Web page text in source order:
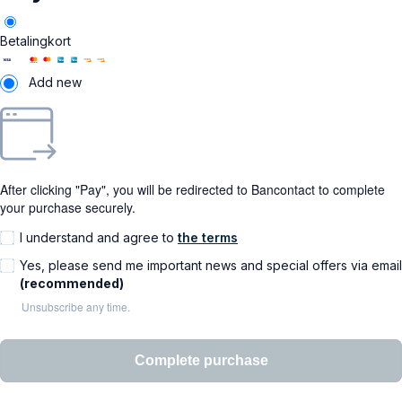
Betalingkort
Add new
After clicking "Pay", you will be redirected to Bancontact to complete
your purchase securely.
I understand and agree to the terms
Yes, please send me important news and special offers via email
(recommended)
Unsubscribe any time.
Complete purchase